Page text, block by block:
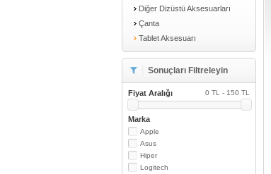
Diğer Dizüstü Aksesuarları
Çanta
Tablet Aksesuarı
Sonuçları Filtreleyin
Fiyat Aralığı 0 TL - 150 TL
Marka
Apple
Asus
Hiper
Logitech